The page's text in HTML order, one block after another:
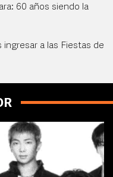
60 años siendo la
a las Fiestas de